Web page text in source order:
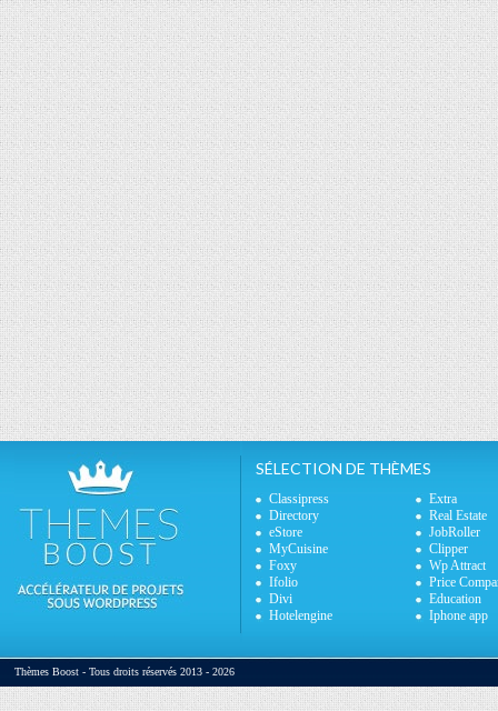
SÉLECTION DE THÈMES
Classipress
Extra
Directory
Real Estate
eStore
JobRoller
MyCuisine
Clipper
Foxy
Wp Attract
Ifolio
Price
Divi
Education
Hotelengine
Iphone app
Thèmes Boost - Tous droits réservés 2013 - 2026